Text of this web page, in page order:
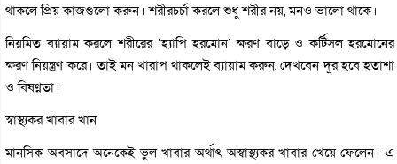
থাকলে প্রিয় কাজগুলো করুন। শরীরচর্চা করলে শুধু শরীর নয়, মনও ভালো থাকে।
নিয়মিত ব্যায়াম করলে শরীরের ‘হ্যাপি হরমোন’ ক্ষরণ বাড়ে ও কর্টিসল হরমোনের
ক্ষরণ নিয়ন্ত্রণ করে। তাই মন খারাপ থাকলেই ব্যায়াম করুন, দেখবেন দূর হবে হতাশা
ও বিষণ্নতা।
স্বাস্থ্যকর খাবার খান
মানসিক অবসাদে অনেকেই ভুল খাবার অর্থাৎ অস্বাস্থ্যকর খাবার খেয়ে ফেলেন। এ